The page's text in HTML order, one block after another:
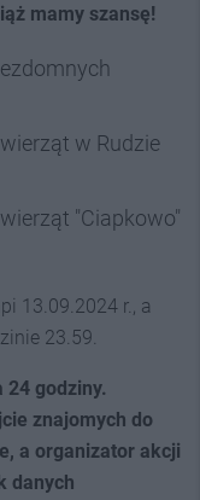
mamy szansę!
w Rudzie
"Ciapkowo"
13.09.2024 r., a
23.59.
24 godziny.
znajomych do
a organizator akcji
danych